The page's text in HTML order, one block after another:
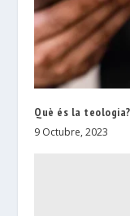
Què és la teologia?
9 Octubre, 2023